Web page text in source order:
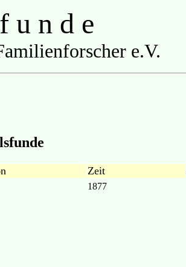
u n d e
e.V.
Zeit
1877